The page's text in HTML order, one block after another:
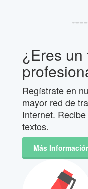
¿Eres
Regístrate en
mayor red de
Internet.
textos.
Más